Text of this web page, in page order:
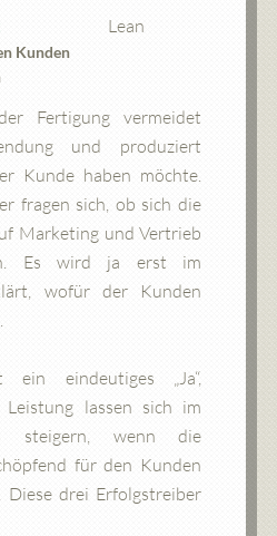
Kunden
Lean
Fertigung vermeidet
und produziert
Kunde haben möchte.
fragen sich, ob sich die
Marketing und Vertrieb
Es wird ja erst im
wofür der Kunden
eindeutiges „Ja“,
lassen sich im
steigern, wenn die
für den Kunden
Diese drei Erfolgstreiber